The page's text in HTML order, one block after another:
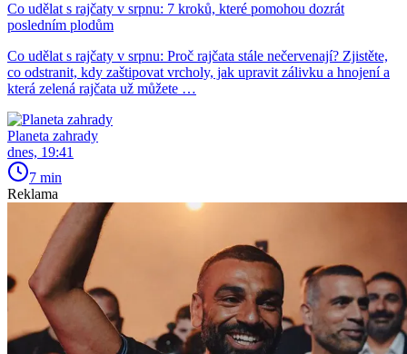
Co udělat s rajčaty v srpnu: 7 kroků, které pomohou dozrát
posledním plodům
Co udělat s rajčaty v srpnu: Proč rajčata stále nečervenají? Zjistěte,
co odstranit, kdy zaštipovat vrcholy, jak upravit zálivku a hnojení a
která zelená rajčata už můžete …
Planeta zahrady
dnes, 19:41
7 min
Reklama